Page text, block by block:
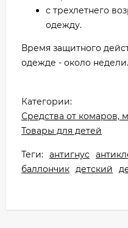
с трехлетнего
одежду.
Время защитного
одежде - около недели.
Категории:
Средства от комаров,
Товары для детей
Теги: антигнус
баллончик детский